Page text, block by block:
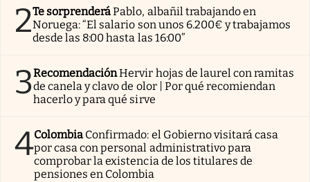
2Te sorprenderáPablo, albañil trabajando en
Noruega: “El salario son unos 6.200€ y trabajamos
desde las 8:00 hasta las 16:00”
3RecomendaciónHervir hojas de laurel con ramitas
de canela y clavo de olor | Por qué recomiendan
hacerlo y para qué sirve
4Colombia Confirmado: el Gobierno visitará casa
por casa con personal administrativo para
comprobar la existencia de los titulares de
pensiones en Colombia